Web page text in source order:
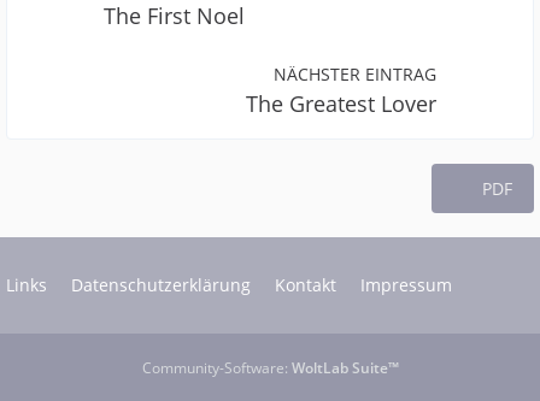
The First Noel
NÄCHSTER EINTRAG
The Greatest Lover
PDF
Links Datenschutzerklärung Kontakt Impressum
Community-Software: WoltLab Suite™